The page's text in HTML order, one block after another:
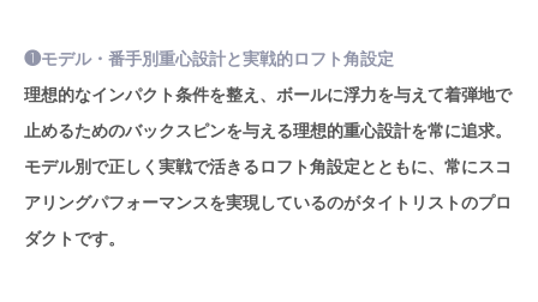
❶モデル・番手別重心設計と実戦的ロフト角設定
理想的なインパクト条件を整え、ボールに浮力を与えて着弾地で
止めるためのバックスピンを与える理想的重心設計を常に追求。
モデル別で正しく実戦で活きるロフト角設定とともに、常にスコ
アリングパフォーマンスを実現しているのがタイトリストのプロ
ダクトです。